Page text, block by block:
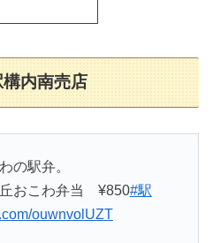
内南売店
の駅弁。
おこわ弁当 ¥850#駅
ouwnvolUZT